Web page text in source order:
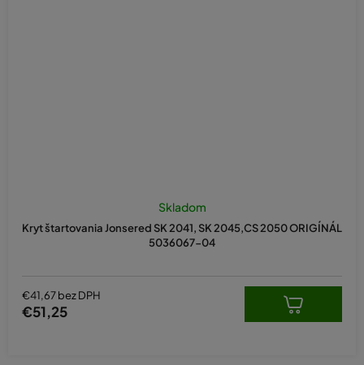
Kryt štartovania Jonsered SK 2041, SK 2045,CS 2050 ORIGÍNÁL
5036067-04
Skladom
€41,67 bez DPH
€51,25